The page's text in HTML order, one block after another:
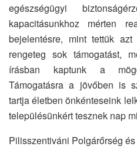
egészségügyi
kapacitásunkhoz mérten
bejelentésre, mint tettük
rengeteg sok támogatást,
írásban kaptunk a
Támogatásra a jövőben is
tartja életben önkénteseink
településünkért tesznek nap
Pilisszentiváni Polgárőrség